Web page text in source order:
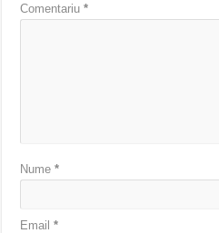
Comentariu*
Nume*
Email*